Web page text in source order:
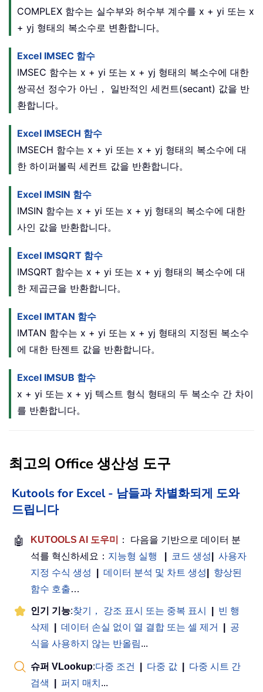
COMPLEX 함수는 실수부와 허수부 계수를 x + yi 또는 x
+ yj 형태의 복소수로 변환합니다。
Excel IMSEC 함수
IMSEC 함수는 x + yi 또는 x + yj 형태의 복소수에 대한
쌍곡선 정수가 아닌， 일반적인 세컨트(secant) 값을 반
환합니다。
Excel IMSECH 함수
IMSECH 함수는 x + yi 또는 x + yj 형태의 복소수에 대
한 하이퍼볼릭 세컨트 값을 반환합니다。
Excel IMSIN 함수
IMSIN 함수는 x + yi 또는 x + yj 형태의 복소수에 대한
사인 값을 반환합니다。
Excel IMSQRT 함수
IMSQRT 함수는 x + yi 또는 x + yj 형태의 복소수에 대
한 제곱근을 반환합니다。
Excel IMTAN 함수
IMTAN 함수는 x + yi 또는 x + yj 형태의 지정된 복소수
에 대한 탄젠트 값을 반환합니다。
Excel IMSUB 함수
x + yi 또는 x + yj 텍스트 형식 형태의 두 복소수 간 차이
를 반환합니다。
최고의 Office 생산성 도구
Kutools for Excel - 남들과 차별화되게 도와
드립니다
🤖 KUTOOLS AI 도우미
： 다음을 기반으로 데이터 분
석를 혁신하세요： 지능형 실행 코드 생성
사용자
지정 수식 생성
데이터 분석 및 차트 생성
향상된
함수 호출…
인기 기능:찾기， 강조 표시 또는 중복 표시
빈 행
삭제
데이터 손실 없이 열 결합 또는 셀 제거
공
식을 사용하지 않는 반올림...
슈퍼 VLookup:다중 조건 다중 값
다중 시트 간
검색
퍼지 매치 ...